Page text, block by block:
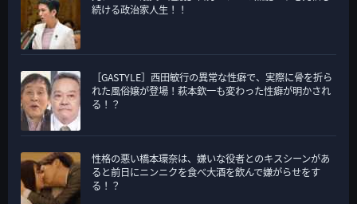
続ける政治家人生！！
［GASTYLE］西田敏行の異常な性癖で、実際に骨を折ら
れた風俗嬢が登場！萩本欽一も変わった性癖が明かされ
る！？
性格の悪い橋本環奈は、嫌いな役者とのキスシーンがあ
ると前日にニンニクを食べ大酒を飲んで嫌がらせをす
る！？